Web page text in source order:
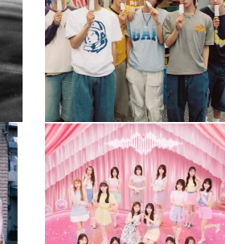
5 0
musicjapantv
💡8月特番放送決定！
...
8月 4
2 0